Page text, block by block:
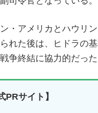
・アメリカとハウリ
れた後は、ヒドラの
争終結に協力的だった
PRサイト】